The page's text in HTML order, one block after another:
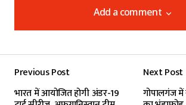
Add a comment
Add a comment
Required fields are marked*
Previous Post
भारत में आयोजित होगी अंडर-19
Next Post
गोपालगंज में